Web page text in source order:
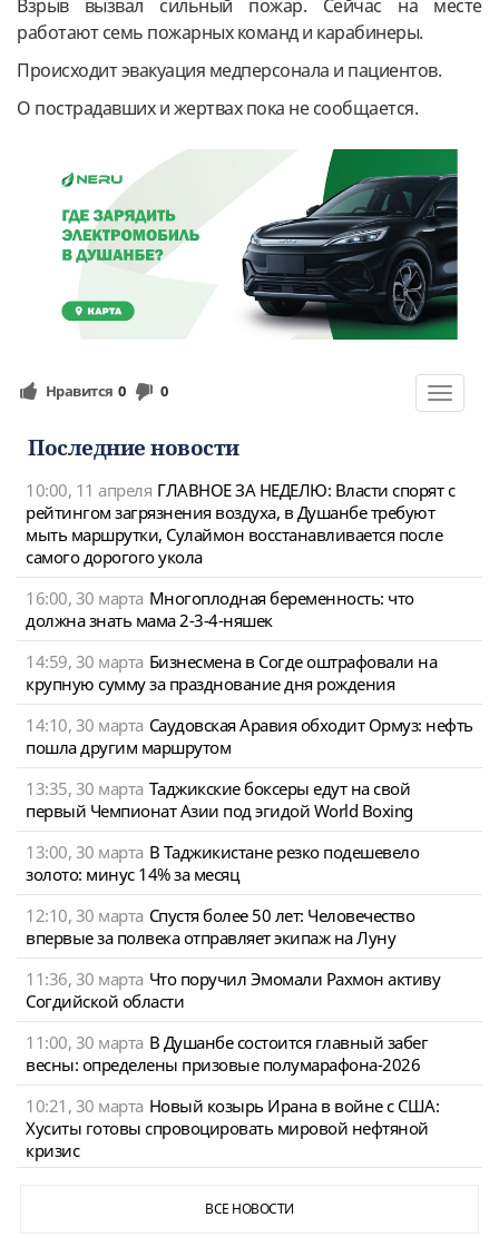
Взрыв вызвал сильный пожар. Сейчас на месте
работают семь пожарных команд и карабинеры.
Происходит эвакуация медперсонала и пациентов.
О пострадавших и жертвах пока не сообщается.
Toggle
Нравится 0 0
Последние новости
10:00, 11 апреля ГЛАВНОЕ ЗА НЕДЕЛЮ: Власти спорят с
рейтингом загрязнения воздуха, в Душанбе требуют
мыть маршрутки, Сулаймон восстанавливается после
самого дорогого укола
16:00, 30 марта Многоплодная беременность: что
должна знать мама 2-3-4-няшек
14:59, 30 марта Бизнесмена в Согде оштрафовали на
крупную сумму за празднование дня рождения
14:10, 30 марта Саудовская Аравия обходит Ормуз: нефть
пошла другим маршрутом
13:35, 30 марта Таджикские боксеры едут на свой
первый Чемпионат Азии под эгидой World Boxing
13:00, 30 марта В Таджикистане резко подешевело
золото: минус 14% за месяц
12:10, 30 марта Спустя более 50 лет: Человечество
впервые за полвека отправляет экипаж на Луну
11:36, 30 марта Что поручил Эмомали Рахмон активу
Согдийской области
11:00, 30 марта В Душанбе состоится главный забег
весны: определены призовые полумарафона-2026
10:21, 30 марта Новый козырь Ирана в войне с США:
Хуситы готовы спровоцировать мировой нефтяной
кризис
ВСЕ НОВОСТИ